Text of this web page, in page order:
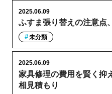
ふすま張り替えの注意点
2025.06.09
未分類
家具修理の費用を賢く抑
相見積もり
2025.06.09